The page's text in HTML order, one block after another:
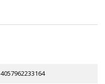
4057962233164